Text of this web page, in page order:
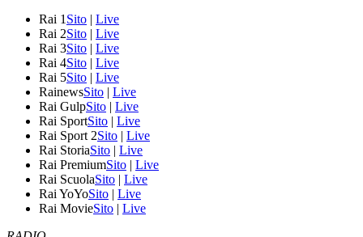
Rai 1 Sito | Live
Rai 2Sito | Live
Rai 3Sito | Live
Rai 4Sito | Live
Rai 5Sito | Live
RainewsSito | Live
Rai GulpSito | Live
Rai SportSito | Live
Rai Sport 2Sito | Live
Rai StoriaSito | Live
Rai PremiumSito | Live
Rai ScuolaSito | Live
Rai YoYoSito | Live
Rai MovieSito | Live